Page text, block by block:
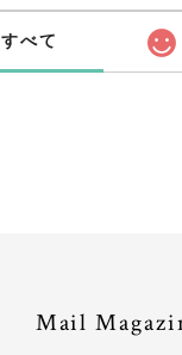
すべて
Mail